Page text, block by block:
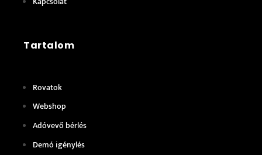
Tartalom
Rovatok
Webshop
Adóvevő bérlés
Demó igénylés